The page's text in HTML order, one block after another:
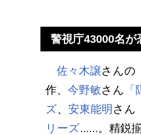
警視庁43000名
佐々木譲さんの
作、 今野敏さん
ズ、 安東能明 さん
リーズ......。精鋭